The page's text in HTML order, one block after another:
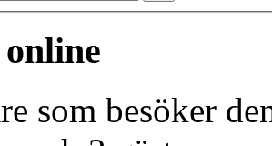
som besöker